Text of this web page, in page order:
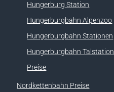
Hungerburg Station
Hungerburgbahn Alpenzoo
Hungerburgbahn Stationen
Hungerburgbahn Talstation
Preise
Nordkettenbahn Preise